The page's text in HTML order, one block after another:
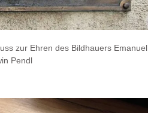
zur Ehren des Bildhauers Emanuel
Pendl